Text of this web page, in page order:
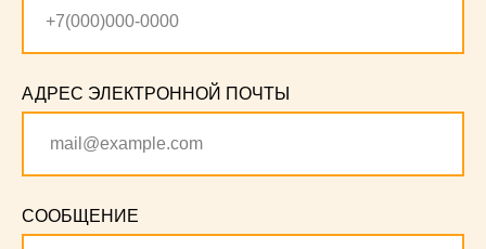
АДРЕС ЭЛЕКТРОННОЙ ПОЧТЫ
СООБЩЕНИЕ